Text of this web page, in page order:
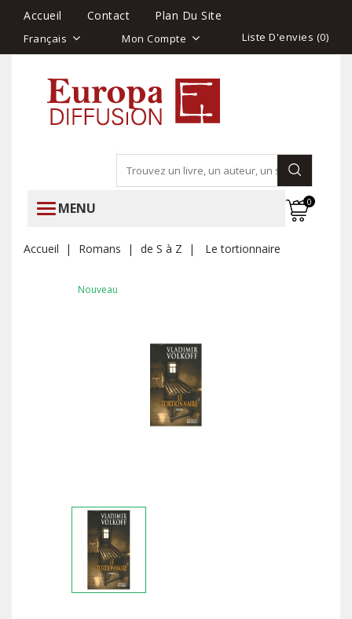
Accueil Contact Plan Du Site
Français Mon Compte Liste D'envies (0)
MENU 0
Accueil Romans de S à Z Le tortionnaire
Nouveau